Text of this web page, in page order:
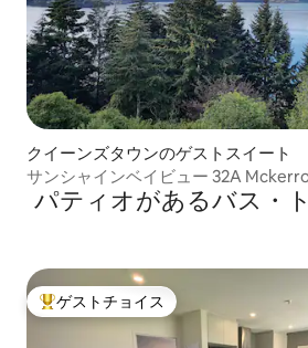
クイーンズタウンのゲストスイート
サンシャインベイビュー 32A
タウン
パティオがあるバス・
大好評のゲストチョイスです。
ゲストチョイス